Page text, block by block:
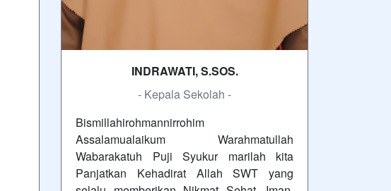
INDRAWATI, S.SOS.
- Kepala Sekolah -
Bismillahirohmannirrohim
Assalamualaikum Warahmatullah
Wabarakatuh Puji Syukur marilah kita
Panjatkan Kehadirat Allah SWT yang